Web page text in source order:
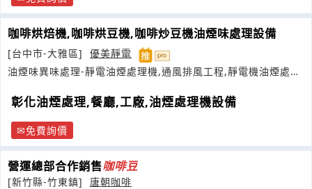
咖啡烘焙機,咖啡烘豆機,咖啡炒豆機油煙味處理設備
[台中市-大雅區]
優美靜電
油煙味異味處理-靜電油煙處理機,通風排風工程,靜電機油煙處理
彰化油煙處理,餐廳,工廠,油煙處理機設備
免費詢價
營運總部合作銷售咖啡豆
[新竹縣-竹東鎮]
唐朝咖啡